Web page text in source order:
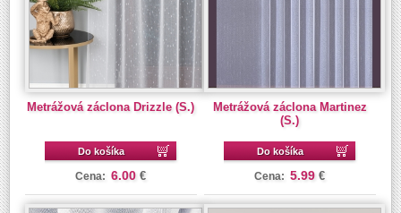
Metrážová záclona Drizzle (S.)
Do košíka
Cena: 6.00 €
Metrážová záclona Martinez
(S.)
Do košíka
Cena: 5.99 €